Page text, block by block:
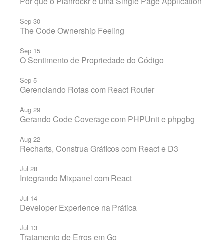
Sep 30
The Code Ownership Feeling
Sep 15
O Sentimento de Propriedade do Código
Sep 5
Gerenciando Rotas com React Router
Aug 29
Gerando Code Coverage com PHPUnit e phpgbg
Aug 22
Recharts, Construa Gráficos com React e D3
Jul 28
Integrando Mixpanel com React
Jul 14
Developer Experience na Prática
Jul 13
Tratamento de Erros em Go